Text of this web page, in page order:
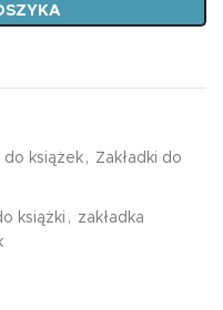
do książek , Zakładki do
książki , zakładka